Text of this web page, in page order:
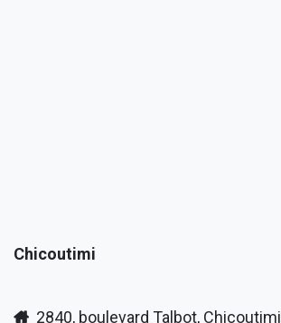
Chicoutimi
2840, boulevard Talbot, Chicoutimi